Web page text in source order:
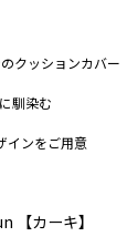
クッションカバー
馴染む
インをご用意
【カーキ】